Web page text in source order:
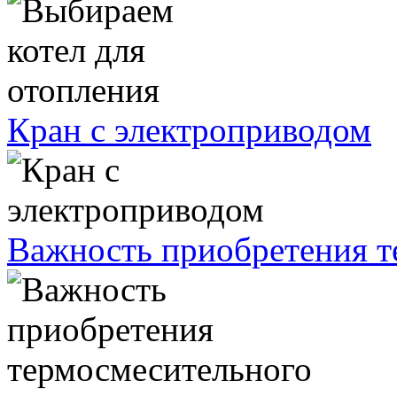
Кран с электроприводом
Важность приобретения